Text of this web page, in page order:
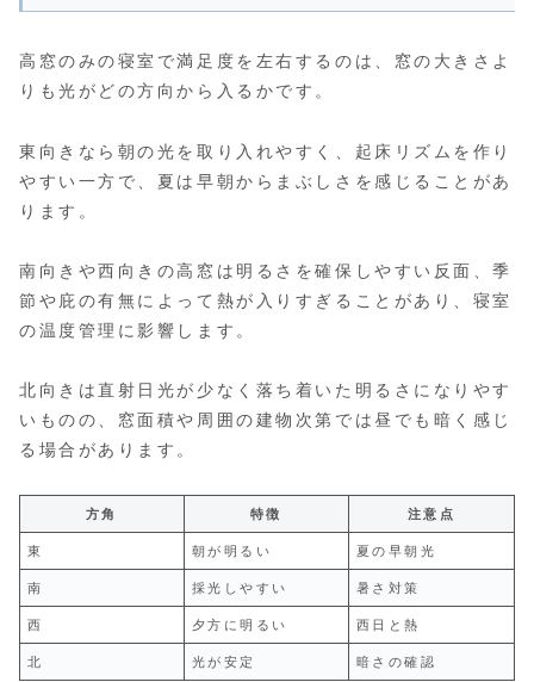
高窓のみの寝室で満足度を左右するのは、窓の大きさよ
りも光がどの方向から入るかです。
東向きなら朝の光を取り入れやすく、起床リズムを作り
やすい一方で、夏は早朝からまぶしさを感じることがあ
ります。
南向きや西向きの高窓は明るさを確保しやすい反面、季
節や庇の有無によって熱が入りすぎることがあり、寝室
の温度管理に影響します。
北向きは直射日光が少なく落ち着いた明るさになりやす
いものの、窓面積や周囲の建物次第では昼でも暗く感じ
る場合があります。
方角 特徴 注意点
東 朝が明るい 夏の早朝光
南 採光しやすい 暑さ対策
西 夕方に明るい 西日と熱
北 光が安定 暗さの確認